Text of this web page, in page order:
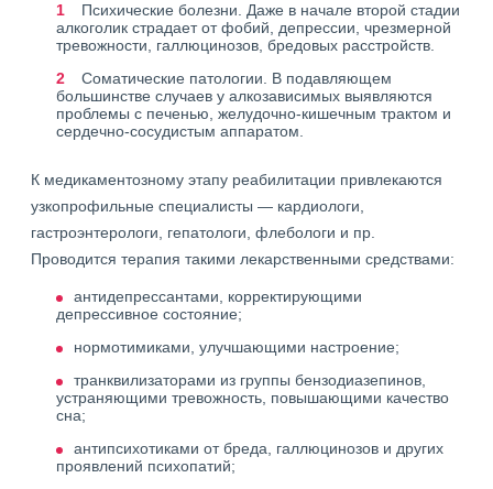
Психические болезни. Даже в начале второй стадии
алкоголик страдает от фобий, депрессии, чрезмерной
тревожности, галлюцинозов, бредовых расстройств.
Соматические патологии. В подавляющем
большинстве случаев у алкозависимых выявляются
проблемы с печенью, желудочно-кишечным трактом и
сердечно-сосудистым аппаратом.
К медикаментозному этапу реабилитации привлекаются
узкопрофильные специалисты — кардиологи,
гастроэнтерологи, гепатологи, флебологи и пр.
Проводится терапия такими лекарственными средствами:
антидепрессантами, корректирующими
депрессивное состояние;
нормотимиками, улучшающими настроение;
транквилизаторами из группы бензодиазепинов,
устраняющими тревожность, повышающими качество
сна;
антипсихотиками от бреда, галлюцинозов и других
проявлений психопатий;